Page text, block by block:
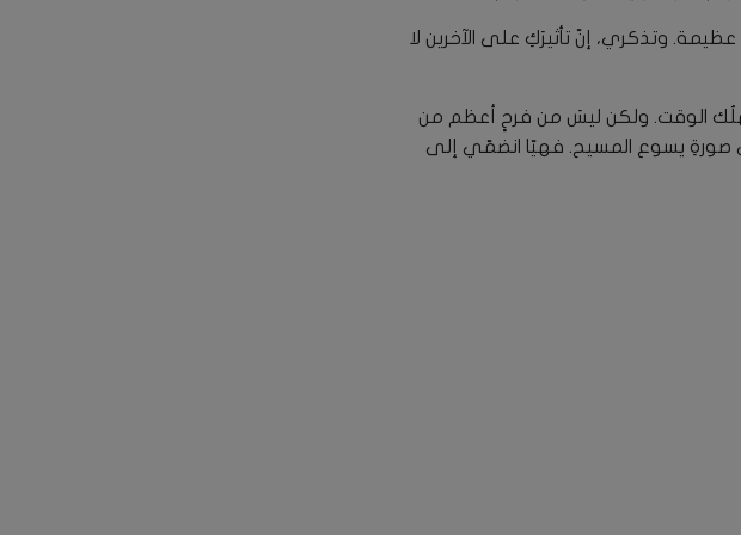
وتذكري، إنّ تأثيرَكِ على الآخرين لا
الوقت. ولكن ليسَ من فرحٍ أعظم من
صورةِ يسوع المسيح. فهيّا انضمّي إلى